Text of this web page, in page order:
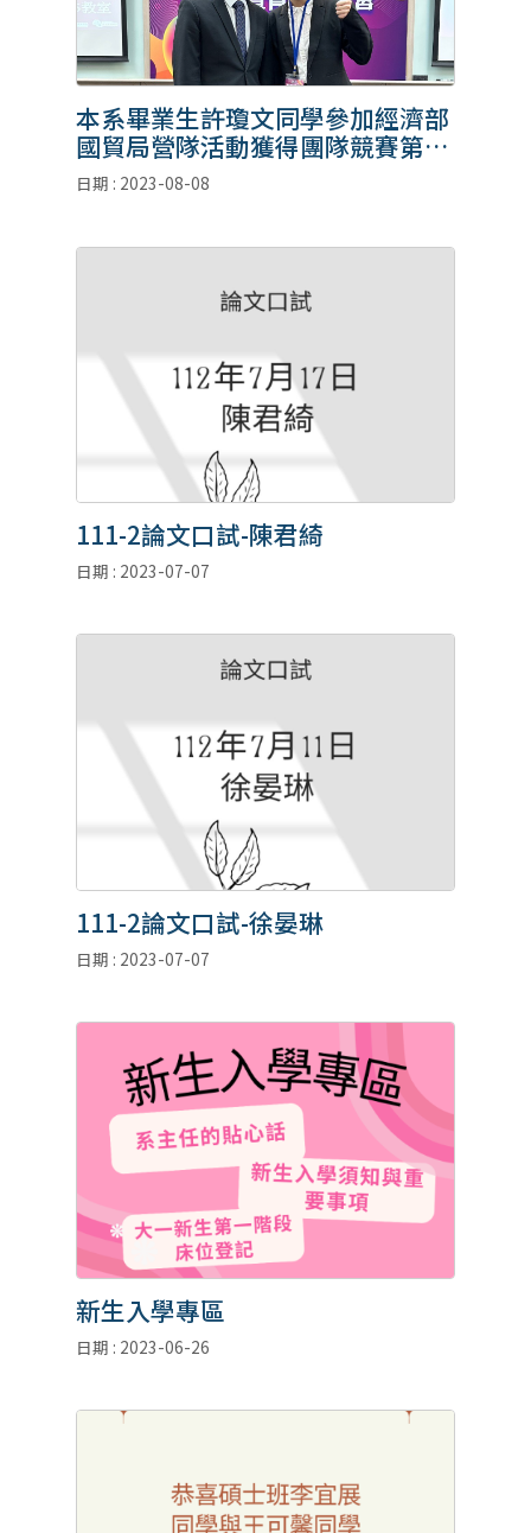
本系畢業生許瓊文同學參加經濟部
國貿局營隊活動獲得團隊競賽第二
名。
日期 : 2023-08-08
111-2論文口試-陳君綺
日期 : 2023-07-07
111-2論文口試-徐晏琳
日期 : 2023-07-07
新生入學專區
日期 : 2023-06-26